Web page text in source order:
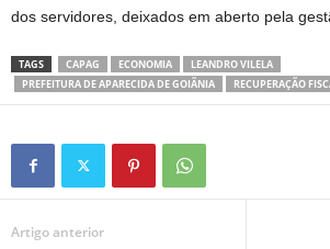
dos servidores, deixados em aberto pela
TAGS CAPAG ECONOMIA
LEANDRO VILELA
PREFEITURA DE APARECIDA DE GOIÃNIA
RECUPERAÇÃO
Artigo anterior